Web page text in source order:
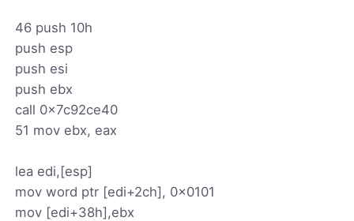
46 push 10h
push esp
push esi
push ebx
call 0x7c92ce40
51 mov ebx, eax
lea edi,[esp]
mov word ptr [edi+2ch], 0x0101
mov [edi+38h],ebx